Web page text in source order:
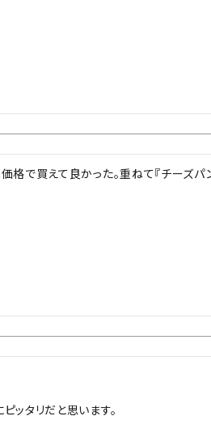
格で買えて良かった。重ねて『チーズパ
ッタリだと思います。